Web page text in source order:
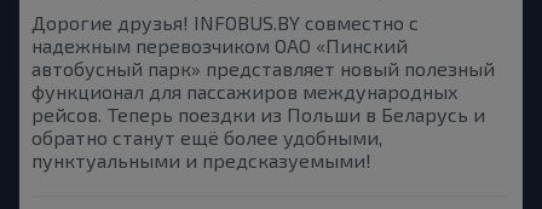
Дорогие друзья! INFOBUS.BY совместно с
надежным перевозчиком ОАО «Пинский
автобусный парк» представляет новый полезный
функционал для пассажиров международных
рейсов. Теперь поездки из Польши в Беларусь и
обратно станут ещё более удобными,
пунктуальными и предсказуемыми!